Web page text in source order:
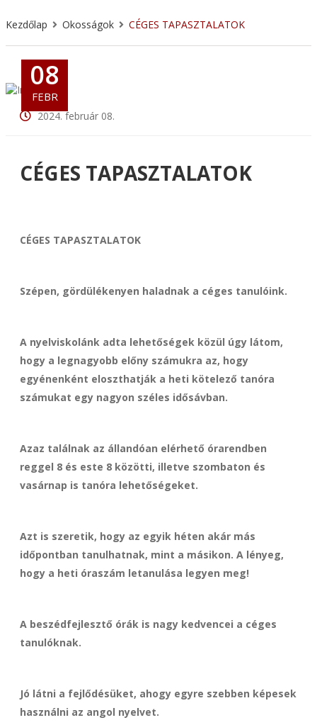
Kezdőlap Okosságok CÉGES TAPASZTALATOK
08
FEBR
2024. február 08.
CÉGES TAPASZTALATOK
CÉGES TAPASZTALATOK
Szépen, gördülékenyen haladnak a céges tanulóink.
A nyelviskolánk adta lehetőségek közül úgy látom,
hogy a legnagyobb előny számukra az, hogy
egyénenként eloszthatják a heti kötelező tanóra
számukat egy nagyon széles idősávban.
Azaz találnak az állandóan elérhető órarendben
reggel 8 és este 8 közötti, illetve szombaton és
vasárnap is tanóra lehetőségeket.
Azt is szeretik, hogy az egyik héten akár más
időpontban tanulhatnak, mint a másikon. A lényeg,
hogy a heti óraszám letanulása legyen meg!
A beszédfejlesztő órák is nagy kedvencei a céges
tanulóknak.
Jó látni a fejlődésüket, ahogy egyre szebben képesek
használni az angol nyelvet.